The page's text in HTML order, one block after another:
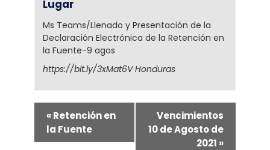
Lugar
Ms Teams/Llenado y Presentación de la
Declaración Electrónica de la Retención en
la Fuente-9 agos
https://bit.ly/3xMat6V Honduras
«Retención en
la Fuente
Vencimientos
10 de Agosto de
2021 »